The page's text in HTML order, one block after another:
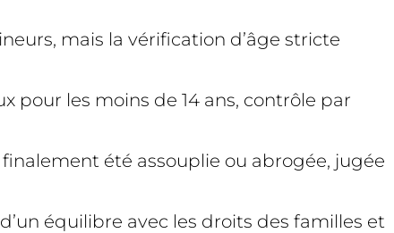
mais la vérification d’âge stricte
pour les moins de 14 ans, contrôle par
finalement été assouplie ou abrogée, jugée
équilibre avec les droits des familles et